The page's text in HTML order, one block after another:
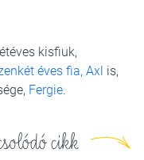
kisfiuk,
éves fia, Axl is,
Fergie.
cikk